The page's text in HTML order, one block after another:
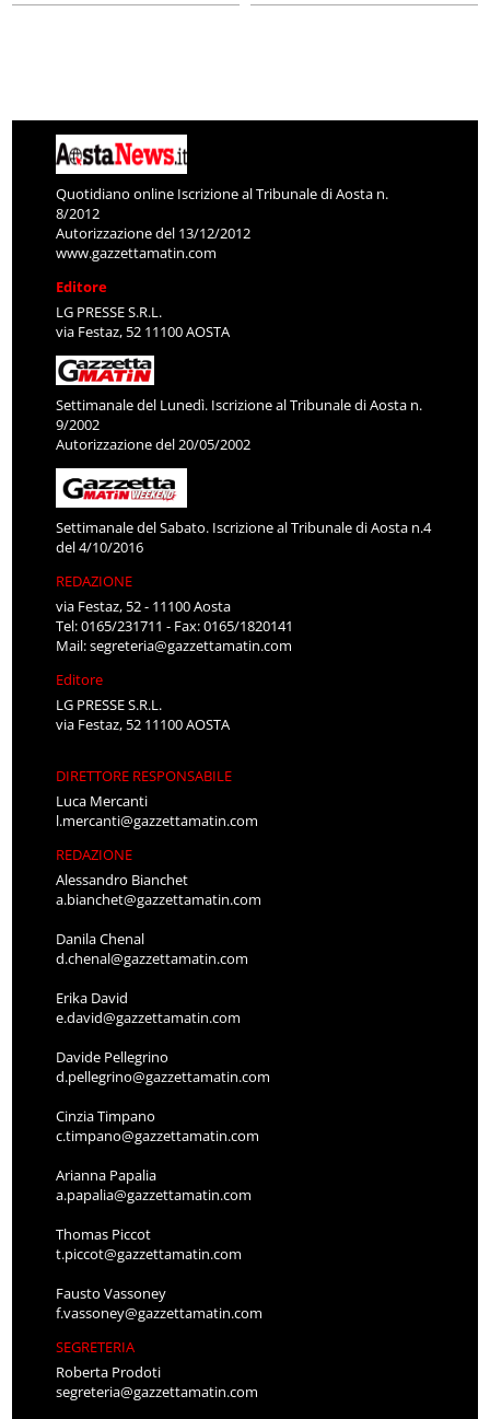
Quotidiano online Iscrizione al Tribunale di Aosta n.
8/2012
Autorizzazione del 13/12/2012
www.gazzettamatin.com
Editore
LG PRESSE S.R.L.
via Festaz, 52 11100 AOSTA
Settimanale del Lunedì. Iscrizione al Tribunale di Aosta n.
9/2002
Autorizzazione del 20/05/2002
Settimanale del Sabato. Iscrizione al Tribunale di Aosta n.4
del 4/10/2016
REDAZIONE
via Festaz, 52 - 11100 Aosta
Tel: 0165/231711 - Fax: 0165/1820141
Mail:segreteria@gazzettamatin.com
Editore
LG PRESSE S.R.L.
via Festaz, 52 11100 AOSTA
DIRETTORE RESPONSABILE
Luca Mercanti
l.mercanti@gazzettamatin.com
REDAZIONE
Alessandro Bianchet
a.bianchet@gazzettamatin.com
Danila Chenal
d.chenal@gazzettamatin.com
Erika David
e.david@gazzettamatin.com
Davide Pellegrino
d.pellegrino@gazzettamatin.com
Cinzia Timpano
c.timpano@gazzettamatin.com
Arianna Papalia
a.papalia@gazzettamatin.com
Thomas Piccot
t.piccot@gazzettamatin.com
Fausto Vassoney
f.vassoney@gazzettamatin.com
SEGRETERIA
Roberta Prodoti
segreteria@gazzettamatin.com